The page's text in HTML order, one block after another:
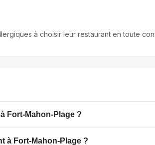
à choisir leur restaurant en toute
Fort-Mahon-Plage ?
à Fort-Mahon-Plage ?